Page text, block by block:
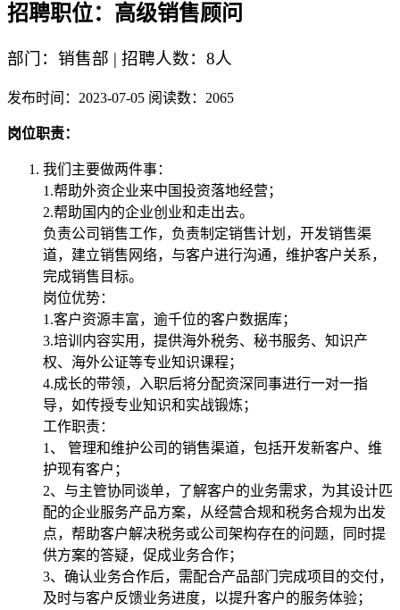
招聘职位：高级销售顾问
部门：销售部 | 招聘人数：8人
发布时间：2023-07-05 阅读数：2065
岗位职责：
我们主要做两件事：
1.帮助外资企业来中国投资落地经营；
2.帮助国内的企业创业和走出去。
负责公司销售工作，负责制定销售计划，开发销售渠
道，建立销售网络，与客户进行沟通，维护客户关系，
完成销售目标。
岗位优势：
1.客户资源丰富，逾千位的客户数据库；
3.培训内容实用，提供海外税务、秘书服务、知识产
权、海外公证等专业知识课程；
4.成长的带领，入职后将分配资深同事进行一对一指
导，如传授专业知识和实战锻炼；
工作职责：
1、 管理和维护公司的销售渠道，包括开发新客户、维
护现有客户；
2、与主管协同谈单，了解客户的业务需求，为其设计匹
配的企业服务产品方案，从经营合规和税务合规为出发
点，帮助客户解决税务或公司架构存在的问题，同时提
供方案的答疑，促成业务合作；
3、确认业务合作后，需配合产品部门完成项目的交付，
及时与客户反馈业务进度，以提升客户的服务体验；